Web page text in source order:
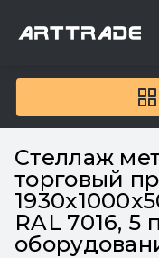
Стеллаж
торговый
RAL 7016, 5